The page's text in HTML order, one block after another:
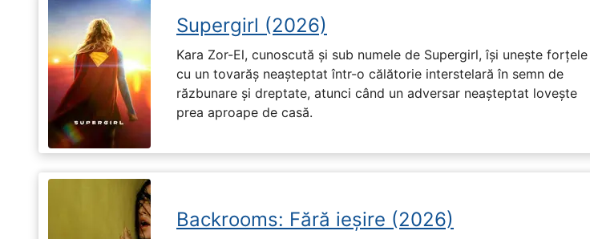
Supergirl (2026)
Kara Zor-El, cunoscută și sub numele de Supergirl, își unește forțele
cu un tovarăș neașteptat într-o călătorie interstelară în semn de
răzbunare și dreptate, atunci când un adversar neașteptat lovește
prea aproape de casă.
Backrooms: Fără ieșire (2026)